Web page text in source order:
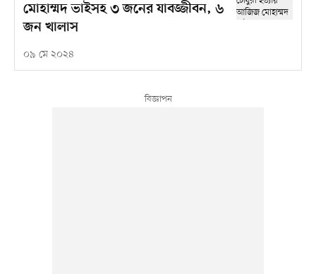
মোহাম্মদ ভাইসহ ৩ জনের যাবজ্জীবন, ৬
জন খালাস
০৯ মে ২০২৪